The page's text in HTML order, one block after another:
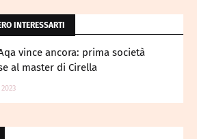
INTERESSARTI
vince ancora: prima società
al master di Cirella